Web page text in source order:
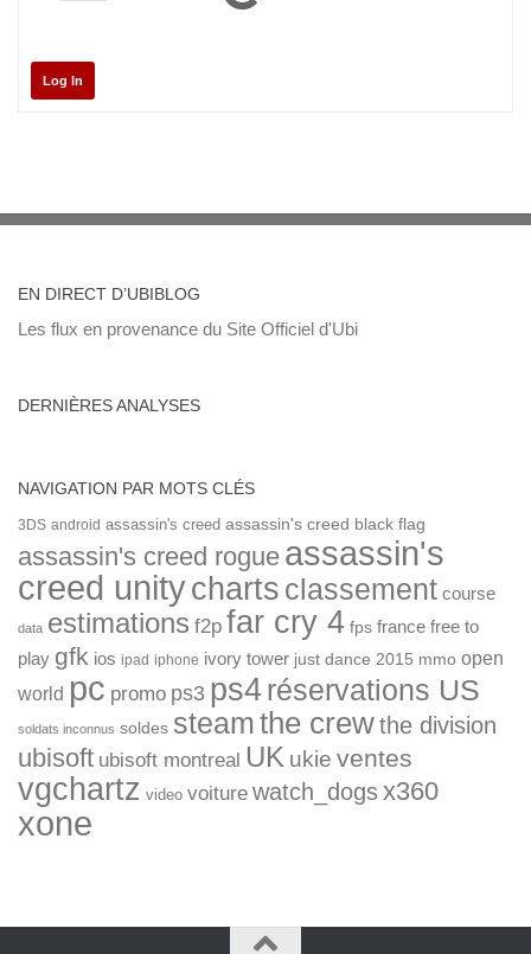
Log In
EN DIRECT D’UBIBLOG
Les flux en provenance du Site Officiel d'Ubi
DERNIÈRES ANALYSES
NAVIGATION PAR MOTS CLÉS
3DS android assassin's creed assassin's creed black flag
assassin's creed rogue assassin's
creed unitycharts classement course
data estimations f2p far cry 4 fps france free to
play gfk ios ipad iphone ivory tower just dance 2015 mmo open
world pc promo ps3 ps4réservations US
soldats inconnus soldes steamthe crewthe division
ubisoft ubisoft montreal UK ukie ventes
vgchartz video voiture watch_dogsx360
xone